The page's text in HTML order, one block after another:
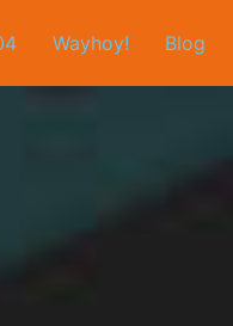
Wayhoy! Blog